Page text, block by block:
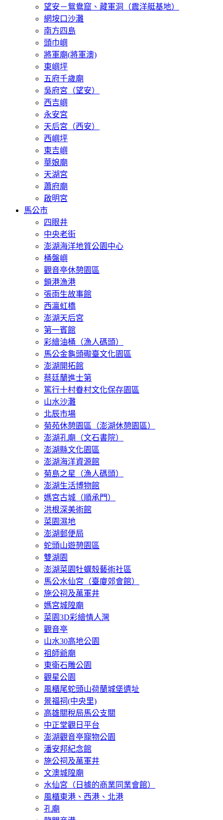
望安－鴛鴦窟、藏軍洞（震洋艇基地）
網垵口沙灘
南方四島
頭巾嶼
將軍廟(將軍澳)
東嶼坪
五府千歲廟
吳府宮（望安）
西吉嶼
永安宮
天后宮（西安）
西嶼坪
東吉嶼
華娘廟
天湖宮
蕭府廟
啟明宮
馬公市
四眼井
中央老街
澎湖海洋地質公園中心
桶盤嶼
觀音亭休憩園區
鎖港漁港
張雨生故事館
西瀛虹橋
澎湖天后宮
第一賓館
彩繪油桶（漁人碼頭）
馬公金龜頭礮臺文化園區
澎湖開拓館
蔡廷蘭進士第
篤行十村眷村文化保存園區
山水沙灘
北辰市場
菊苑休憩園區（澎湖休憩園區）
澎湖孔廟（文石書院）
澎湖縣文化園區
澎湖海洋資源館
菊島之星（漁人碼頭）
澎湖生活博物館
媽宮古城（順承門）
洪根深美術館
菜園濕地
澎湖郵便局
蛇頭山遊憩園區
雙湖園
澎湖菜園牡蠣殼藝術社區
馬公水仙宮（臺廈郊會館）
施公祠及萬軍井
媽宮城隍廟
菜園3D彩繪情人灣
觀音亭
山水30高地公園
祖師爺廟
東衛石雕公園
觀星公園
風櫃尾蛇頭山荷蘭城堡遺址
景福祠(中央里)
高雄關稅局馬公支關
中正堂觀日平台
澎湖觀音亭寵物公園
潘安邦紀念館
施公祠及萬軍井
文澳城隍廟
水仙宮（日據的商業同業會館）
風櫃東港、西港、北港
孔廟